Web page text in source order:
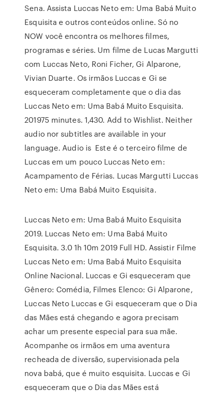
Sena. Assista Luccas Neto em: Uma Babá Muito
Esquisita e outros conteúdos online. Só no
NOW você encontra os melhores filmes,
programas e séries. Um filme de Lucas Margutti
com Luccas Neto, Roni Ficher, Gi Alparone,
Vivian Duarte. Os irmãos Luccas e Gi se
esqueceram completamente que o dia das
Luccas Neto em: Uma Babá Muito Esquisita.
201975 minutes. 1,430. Add to Wishlist. Neither
audio nor subtitles are available in your
language. Audio is Este é o terceiro filme de
Luccas em um pouco Luccas Neto em:
Acampamento de Férias. Lucas Margutti Luccas
Neto em: Uma Babá Muito Esquisita.
Luccas Neto em: Uma Babá Muito Esquisita
2019. Luccas Neto em: Uma Babá Muito
Esquisita. 3.0 1h 10m 2019 Full HD. Assistir Filme
Luccas Neto em: Uma Babá Muito Esquisita
Online Nacional. Luccas e Gi esqueceram que
Gênero: Comédia, Filmes Elenco: Gi Alparone,
Luccas Neto Luccas e Gi esqueceram que o Dia
das Mães está chegando e agora precisam
achar um presente especial para sua mãe.
Acompanhe os irmãos em uma aventura
recheada de diversão, supervisionada pela
nova babá, que é muito esquisita. Luccas e Gi
esqueceram que o Dia das Mães está